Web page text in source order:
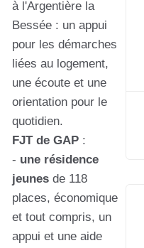
à l'Argentière la
Bessée : un appui
pour les démarches
liées au logement,
une écoute et une
orientation pour le
quotidien.
FJT de GAP :
- une résidence
jeunes de 118
places, économique
et tout compris, un
appui et une aide